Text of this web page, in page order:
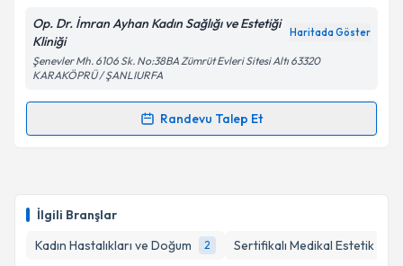
İlgili Branşlar
Kadın Hastalıkları ve Doğum
2 Sertifikalı Medikal Estetik
Kişisel verilerimin işlenmesine ilişkinAydınlatma
Metni'ni okudum ve kişisel verilerimin belirtilen
kapsamda işlenmesini kabul ediyorum.
Op. Dr. İmran Ayhan Kadın Sağlığı ve Estetiği
Kliniği
Haritada Göster
Şenevler Mh. 6106 Sk. No:38BA Zümrüt Evleri Sitesi Altı 63320
KARAKÖPRÜ / ŞANLIURFA
Randevu Talep Et
Randevu Takvimi Talebi
takvim hazırlandığında e-posta ile bilgilendireceğiz.